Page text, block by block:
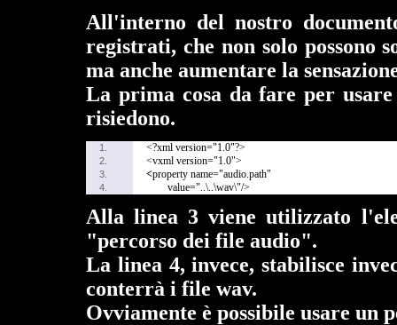
All'interno del nostro
registrati, che non solo possono
ma anche aumentare la
La prima cosa da fare per
risiedono.
1. <?xml version="1.0"?>
2. <vxml version="1.0">
3. <property name="audio.path"
4. value="..\..\wav\"/>
Alla linea 3 viene utilizzato
"percorso dei file audio".
La linea 4, invece, stabilisce
conterrà i file wav.
Ovviamente è possibile usare un